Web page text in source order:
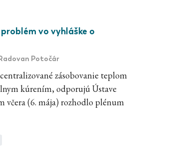
vo vyhláške o
Potočár
zásobovanie teplom
kúrením, odporujú Ústave
včera (6. mája) rozhodlo plénum